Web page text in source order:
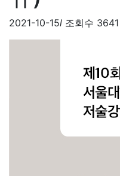
2021-10-15l 조회수 3641